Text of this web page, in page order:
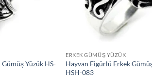
Yüzük HS-
ERKEK GÜMÜŞ YÜZÜK
Hayvan Figürlü Erkek
HSH-083